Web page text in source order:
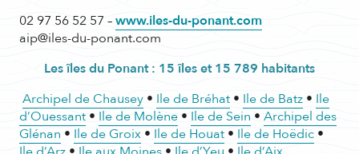
02 97 56 52 57 –www.iles-du-ponant.com
aip@iles-du-ponant.com
Les îles du Ponant : 15 îles et 15 789 habitants
Archipel de Chausey • Ile de Bréhat • Ile de Batz • Ile
d’Ouessant • Ile de Molène • Ile de Sein • Archipel des
Glénan • Ile de Groix • Ile de Houat • Ile de Hoëdic •